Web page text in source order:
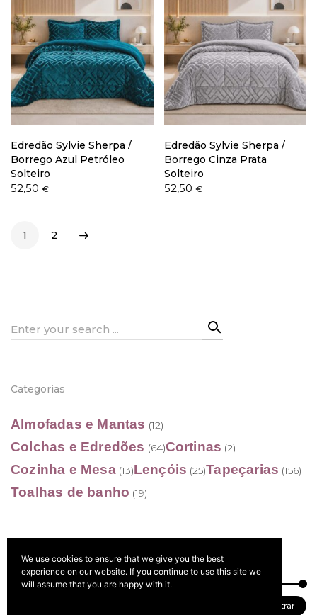
Edredão Sylvie Sherpa /
Borrego Azul Petróleo
Solteiro
52,50 €
Edredão Sylvie Sherpa /
Borrego Cinza Prata
Solteiro
52,50 €
1 2
Search
Categorias
Almofadas e Mantas (12)
Colchas e Edredões (64)Cortinas (2)
Cozinha e Mesa (13)Lençóis (25)Tapeçarias (156)
Toalhas de banho (19)
Filtrar por preço
Filtrar
We use cookies to ensure that we give you the best
experience on our website. If you continue to use this site we
will assume that you are happy with it.